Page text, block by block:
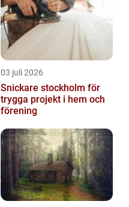
03 juli 2026
Snickare stockholm för
trygga projekt i hem och
förening